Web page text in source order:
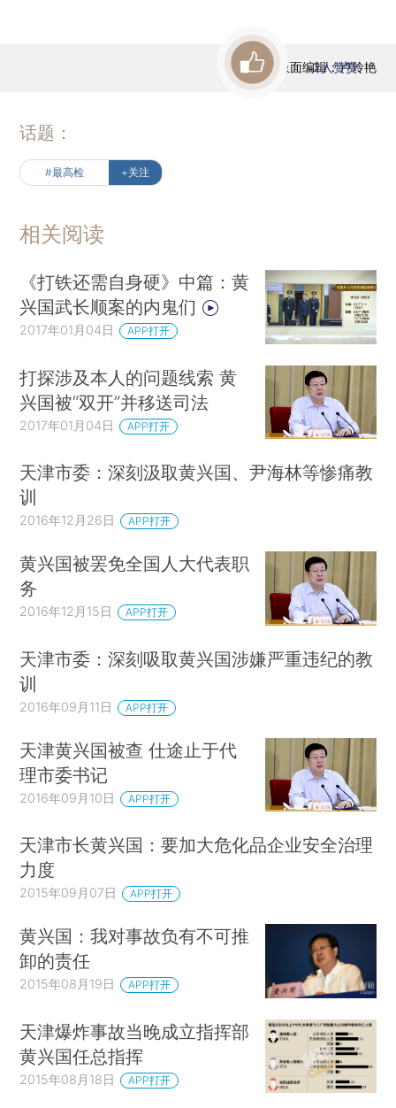
版面编辑：卢玲艳
2人赞赏
话题：
#最高检 +关注
相关阅读
《打铁还需自身硬》中篇：黄
兴国武长顺案的内鬼们
2017年01月04日 APP打开
打探涉及本人的问题线索 黄
兴国被“双开”并移送司法
2017年01月04日 APP打开
天津市委：深刻汲取黄兴国、尹海林等惨痛教
训
2016年12月26日 APP打开
黄兴国被罢免全国人大代表职
务
2016年12月15日 APP打开
天津市委：深刻吸取黄兴国涉嫌严重违纪的教
训
2016年09月11日 APP打开
天津黄兴国被查 仕途止于代
理市委书记
2016年09月10日 APP打开
天津市长黄兴国：要加大危化品企业安全治理
力度
2015年09月07日 APP打开
黄兴国：我对事故负有不可推
卸的责任
2015年08月19日 APP打开
天津爆炸事故当晚成立指挥部
黄兴国任总指挥
2015年08月18日 APP打开